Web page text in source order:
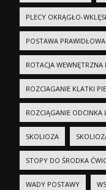
PLECY OKRĄGŁO-
POSTAWA PRAWIDŁOWA
ROTACJA
ROZCIAGANIE KLATKI
ROZCIĄGANIE ODCINKA
SKOLIOZA
STOPY DO ŚRODKA
WADY POSTAWY